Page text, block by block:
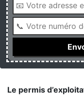
Le permis